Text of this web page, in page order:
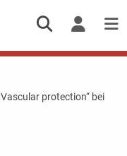
protection“ bei